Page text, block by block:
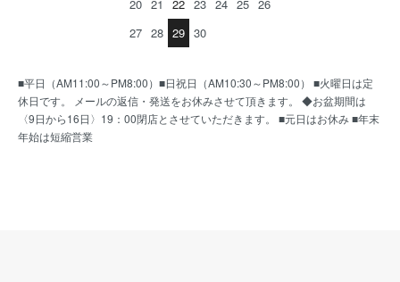
20 21 22 23 24 25 26
27 28 29 30
■平日（AM11:00～PM8:00）■日祝日（AM10:30～PM8:00） ■火曜日は定
休日です。 メールの返信・発送をお休みさせて頂きます。 ◆お盆期間は
〈9日から16日〉19：00閉店とさせていただきます。 ■元日はお休み ■年末
年始は短縮営業